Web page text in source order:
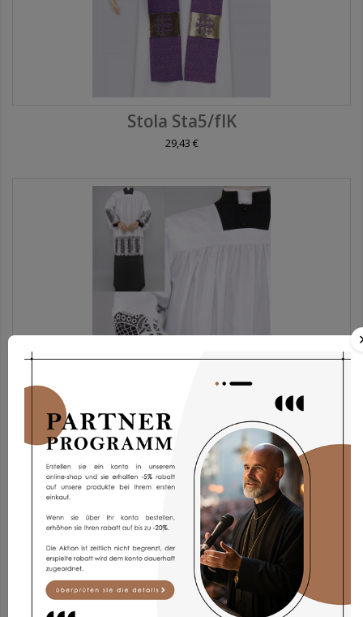
Stola Sta5/fIK
29,43 €
Chorrock KG1g-1
168,93 €